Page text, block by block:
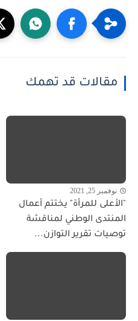
مقالات قد تهمك
نوفمبر 25, 2021
"الأعلى للمرأة" يختتم أعمال
المنتدى الوطني لمناقشة
توصيات تقرير التوازن...